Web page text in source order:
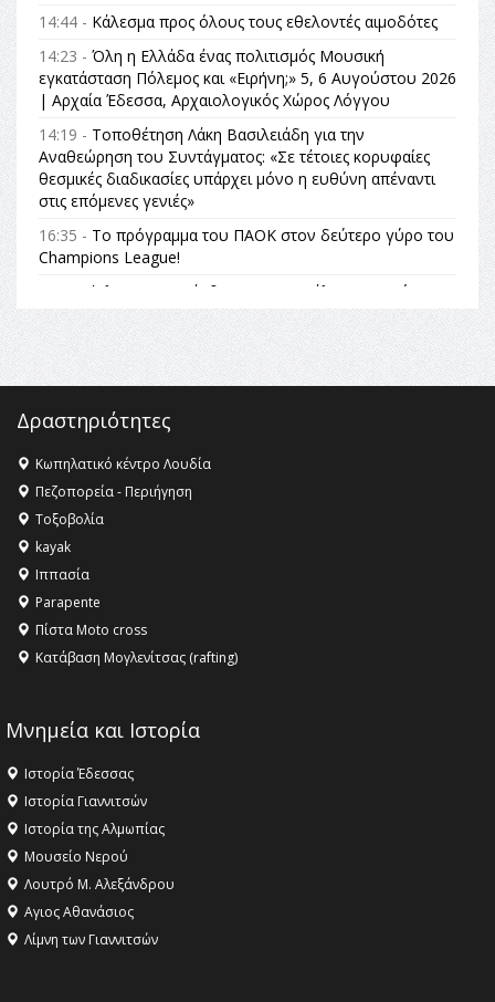
14:44 - Κάλεσμα προς όλους τους εθελοντές αιμοδότες
14:23 - Όλη η Ελλάδα ένας πολιτισμός Μουσική
εγκατάσταση Πόλεμος και «Ειρήνη;» 5, 6 Αυγούστου 2026
| Αρχαία Έδεσσα, Αρχαιολογικός Χώρος Λόγγου
14:19 - Τοποθέτηση Λάκη Βασιλειάδη για την
Αναθεώρηση του Συντάγματος: «Σε τέτοιες κορυφαίες
θεσμικές διαδικασίες υπάρχει μόνο η ευθύνη απέναντι
στις επόμενες γενιές»
16:35 - Το πρόγραμμα του ΠΑΟΚ στον δεύτερο γύρο του
Champions League!
Όλυμπος: Εντάχθηκε στον Κατάλογο Παγκόσμιας
Κληρονομιάς της UNESCO – Ομόφωνη η απόφαση Ο
Όλυμπος αναγνωρίστηκε ως φυσικό και πολιτιστικό
αγαθό εξέχουσας οικουμενικής αξίας για την
ανθρωπότητα
16:18 -ΕΝΟΡΙΑΚΕΣ ΚΑΛΟΚΑΙΡΙΝΕΣ ΔΡΑΣΕΙΣ ΓΙΑ ΠΑΙΔΙΑ
ΣΤΗΝ ΕΔΕΣΣΑ
16:15 -Εργασίες συντήρησης οδοφωτισμού στην Ενωτική
Οδό Σίνδου από την Περιφέρεια Κεντρικής Μακεδονίας
11:36 -Λάκης Βασιλειάδης, Συνέντευξη PellaFm 103,3 για
το Μουσείο της Πέλλας, Λουτρά Πόζαρ και Χιονοδρομικό
18:09 -
όμορφο θερινό σινεμά της Ελλάδας!
Δραστηριότητες
Κωπηλατικό κέντρο Λουδία
Πεζοπορεία - Περιήγηση
Τοξοβολία
kayak
Ιππασία
Parapente
Πίστα Moto cross
Κατάβαση Μογλενίτσας (rafting)
Μνημεία και Ιστορία
Ιστορία Έδεσσας
Ιστορία Γιαννιτσών
Ιστορία της Αλμωπίας
Μουσείο Νερού
Λουτρό Μ. Αλεξάνδρου
Αγιος Αθανάσιος
Λίμνη των Γιαννιτσών